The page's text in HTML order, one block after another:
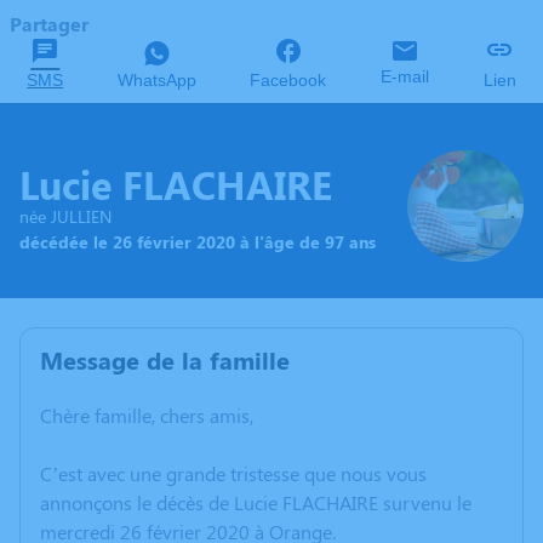
Partager
SMS WhatsApp Facebook E-mail Lien
Lucie FLACHAIRE
née JULLIEN
décédée le 26 février 2020 à l'âge de 97 ans
Message de la famille
Chère famille, chers amis,
C’est avec une grande tristesse que nous vous
annonçons le décès de Lucie FLACHAIRE survenu le
mercredi 26 février 2020 à Orange.